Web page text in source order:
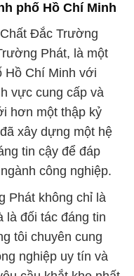
phố Hồ Chí Minh
Đắc Trường
Phát, là một
Hồ Chí Minh với
vực cung cấp và
hơn một thập kỷ
xây dựng một hệ
tin cậy để đáp
công nghiệp.
Phát không chỉ là
là đối tác đáng tin
tôi chuyên cung
nghiệp uy tín và